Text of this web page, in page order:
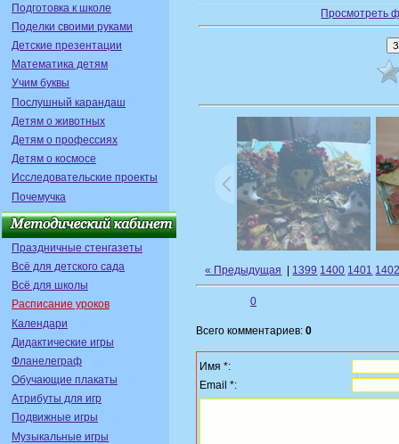
Подготовка к школе
Поделки своими руками
Детские презентации
Математика детям
Учим буквы
Послушный карандаш
Детям о животных
Детям о профессиях
Детям о космосе
Исследовательские проекты
Почемучка
Праздничные стенгазеты
Всё для детского сада
Всё для школы
Расписание уроков
Календари
Дидактические игры
Фланелеграф
Обучающие плакаты
Атрибуты для игр
Подвижные игры
Музыкальные игры
Просмотреть
« Предыдущая 1399 1400 1401
0
Всего комментариев: 0
Имя *:
Email *: